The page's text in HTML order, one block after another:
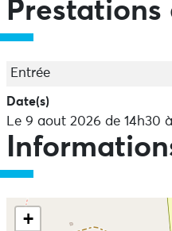
Entrée
Date(s)
Le 9 aout 2026 de 14h30
+